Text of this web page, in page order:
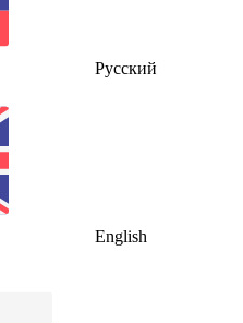
Русский
English